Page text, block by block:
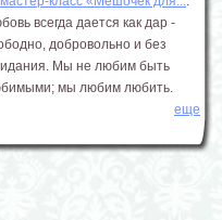
всегда дается как дар -
добровольно и без
Мы не любим быть
мы любим любить.
еще